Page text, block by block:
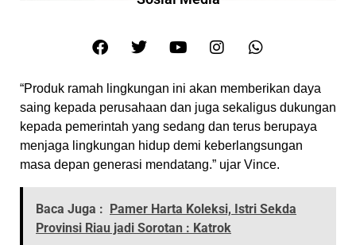
“Produk ramah lingkungan ini akan memberikan daya
saing kepada perusahaan dan juga sekaligus dukungan
kepada pemerintah yang sedang dan terus berupaya
menjaga lingkungan hidup demi keberlangsungan
masa depan generasi mendatang.” ujar Vince.
Baca Juga : Pamer Harta Koleksi, Istri Sekda
Provinsi Riau jadi Sorotan : Katrok